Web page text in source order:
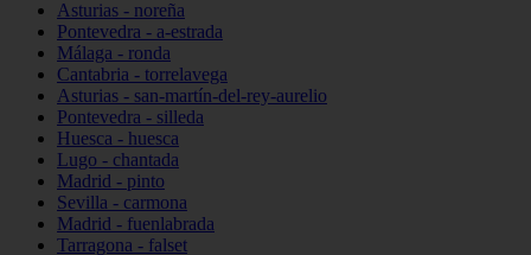
Asturias - noreña
Pontevedra - a-estrada
Málaga - ronda
Cantabria - torrelavega
Asturias - san-martín-del-rey-aurelio
Pontevedra - silleda
Huesca - huesca
Lugo - chantada
Madrid - pinto
Sevilla - carmona
Madrid - fuenlabrada
Tarragona - falset